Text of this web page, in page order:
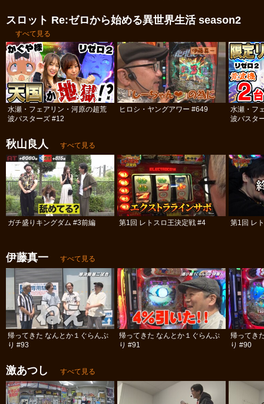
スロット Re:ゼロから始める異世界生活 season2
すべて見る
水瀬・フェアリン・河原の超荒
波バスターズ #12
ヒロシ・ヤングアワー #649
水瀬・フ
波バスタ
秋山良人 すべて見る
ガチ盛りキングダム #3前編 第1回 レトスロ王決定戦 #4 第1回 レ
伊藤真一 すべて見る
帰ってきた なんとか１ぐらんぷ
り #93
帰ってきた なんとか１ぐらんぷ
り #91
帰ってき
り #90
激あつし すべて見る